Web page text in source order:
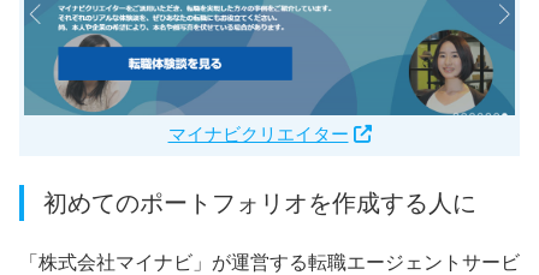
マイナビクリエイター
初めてのポートフォリオを作成する人に
「株式会社マイナビ」が運営する転職エージェントサービ